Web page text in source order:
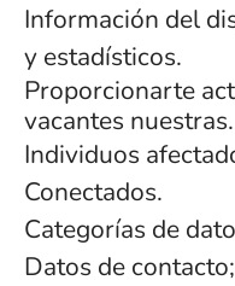
Información del
y estadísticos.
Proporcionarte
vacantes nuestras.
Individuos
Conectados.
Categorías de
Datos de